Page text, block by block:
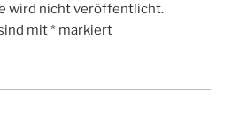
wird nicht veröffentlicht.
mit* markiert